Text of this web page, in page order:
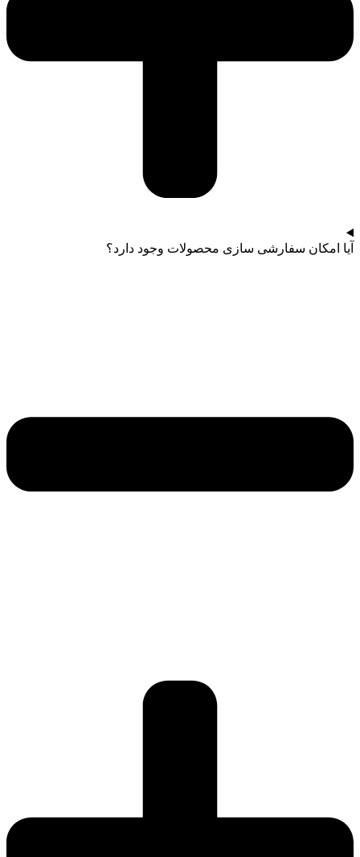
آیا امکان سفارشی سازی محصولات وجود دارد؟